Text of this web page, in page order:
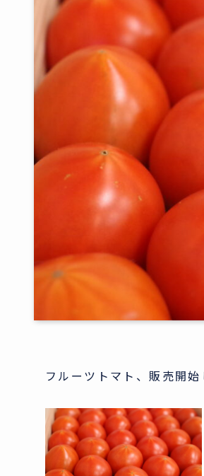
フルーツトマト、販売開始